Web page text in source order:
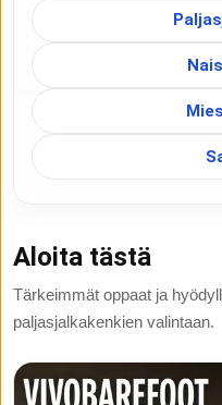
Aloita tästä
Tärkeimmät oppaat ja
paljasjalkakenkien valintaan.